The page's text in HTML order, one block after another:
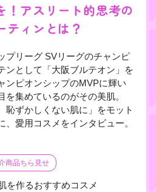
！アスリート的思考の
ティンとは？
プリーグ SVリーグのチャンピ
ンとして「大阪ブルテオン」を
ンピオンシップのMVPに輝い
を集めているのがその美肌。
恥ずかしくない肌に」をモット
、愛用コスメをインタビュー。
商品ちら見せ
を作るおすすめコスメ